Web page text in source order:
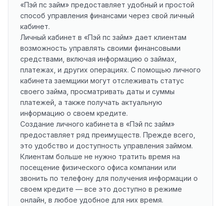
«Пэй пс займ» предоставляет удобный и простой
способ управления финансами через свой личный
кабинет.
Личный кабинет в «Пэй пс займ» дает клиентам
возможность управлять своими финансовыми
средствами, включая информацию о займах,
платежах, и других операциях. С помощью личного
кабинета заемщики могут отслеживать статус
своего займа, просматривать даты и суммы
платежей, а также получать актуальную
информацию о своем кредите.
Создание личного кабинета в «Пэй пс займ»
предоставляет ряд преимуществ. Прежде всего,
это удобство и доступность управления займом.
Клиентам больше не нужно тратить время на
посещение физического офиса компании или
звонить по телефону для получения информации о
своем кредите — все это доступно в режиме
онлайн, в любое удобное для них время.